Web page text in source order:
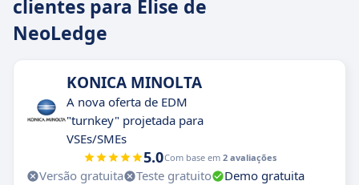
clientes para Elise de
NeoLedge
KONICA MINOLTA
A nova oferta de EDM
"turnkey" projetada para
VSEs/SMEs
5.0Com base em 2 avaliações
Versão gratuita Teste gratuito
Demo gratuita